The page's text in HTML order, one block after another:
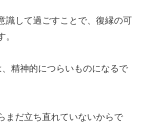
識して過ごすことで、復縁の可
精神的につらいものになるで
まだ立ち直れていないからで